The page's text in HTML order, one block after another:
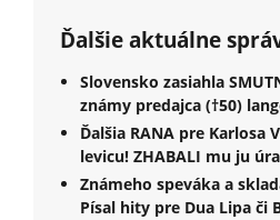
Ďalšie aktuálne
Slovensko zasiahla
známy predajca (†50)
Ďalšia RANA pre Karlosa
levicu! ZHABALI mu ju
Známeho speváka a
Písal hity pre Dua Lipa či